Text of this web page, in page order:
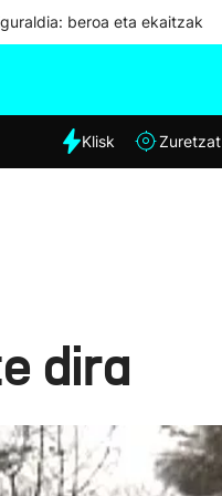
beroa eta ekaitzak
Eguraldia
Klisk Zuretzat
dira